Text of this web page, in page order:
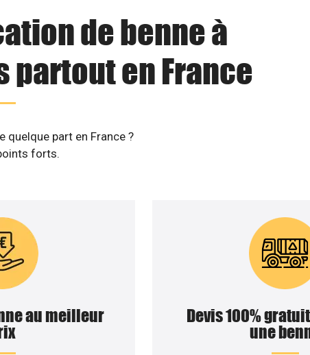
de benne à
partout en France
quelque part en France ?
forts.
au meilleur
Devis 100%
une